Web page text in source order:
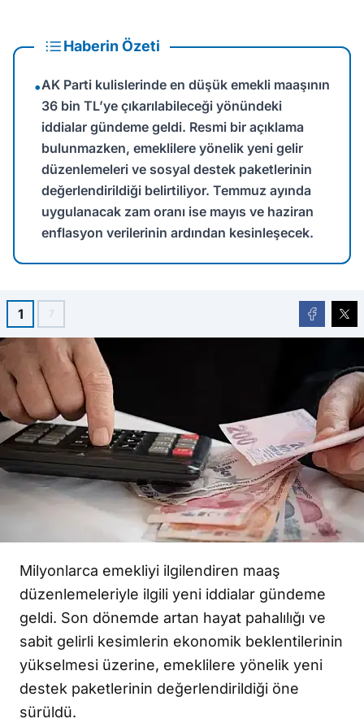
Haberin Özeti
•AK Parti kulislerinde en düşük emekli maaşının
36 bin TL’ye çıkarılabileceği yönündeki
iddialar gündeme geldi. Resmi bir açıklama
bulunmazken, emeklilere yönelik yeni gelir
düzenlemeleri ve sosyal destek paketlerinin
değerlendirildiği belirtiliyor. Temmuz ayında
uygulanacak zam oranı ise mayıs ve haziran
enflasyon verilerinin ardından kesinleşecek.
1 7
Milyonlarca emekliyi ilgilendiren maaş
düzenlemeleriyle ilgili yeni iddialar gündeme
geldi. Son dönemde artan hayat pahalılığı ve
sabit gelirli kesimlerin ekonomik beklentilerinin
yükselmesi üzerine, emeklilere yönelik yeni
destek paketlerinin değerlendirildiği öne
sürüldü.